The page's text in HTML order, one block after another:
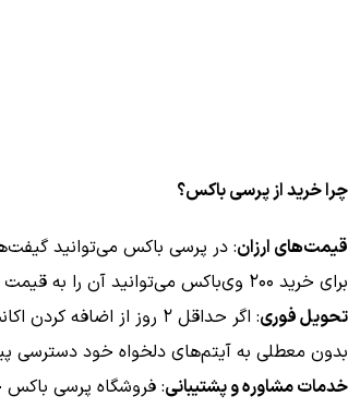
چرا خرید از پرسی باکس؟
قیمت‌های ارزان: در پرسی باکس می‌توانید
برای خرید 200 وی‌باکس می‌توانید آن را به قیمت کمتری دریافت کنید.
تحویل فوری
: اگر حداقل 2 روز از
بدون معطلی به آیتم‌های دلخواه خود دسترسی
خدمات مشاوره و پشتیبانی: فروشگاه پرسی باکس